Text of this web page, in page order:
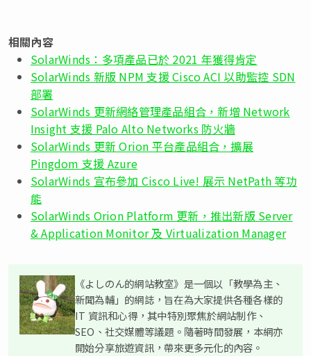
相關內容
SolarWinds：多項產品已於 2021 年獲得肯定
SolarWinds 新版 NPM 支援 Cisco ACI 以助監控 SDN
部署
SolarWinds 更新網絡管理產品組合，新增 Network
Insight 支援 Palo Alto Networks 防火牆
SolarWinds 更新 Orion 平台產品組合，擴展
Pingdom 支援 Azure
SolarWinds 宣布參加 Cisco Live! 展示 NetPath 等功
能
SolarWinds Orion Platform 更新，推出新版 Server
& Application Monitor 及 Virtualization Manager
《よしのん的網站教室》是一個以「教學為主、
新聞為輔」的網誌，旨在為大家提供各種各樣的
IT 資訊和心得，其中特別聚焦於網站制作、
SEO、社交媒體等議題。隨著時間發展，本網亦
開始分享旅遊資訊，帶來更多元化的內容。